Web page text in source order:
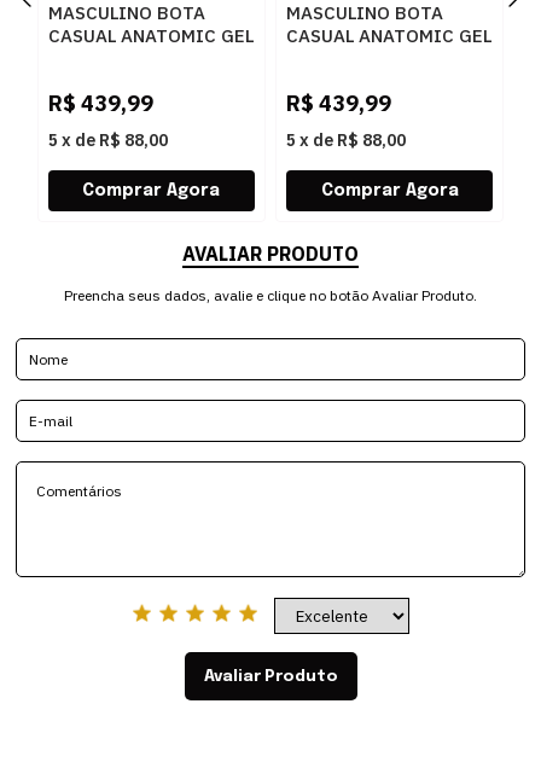
MASCULINO BOTA
CASUAL ANATOMIC GEL
R$ 439,99
5 x de R$ 88,00
MASCULINO BOTA
CASUAL ANATOMIC GEL
R$ 439,99
5 x de R$ 88,00
AVALIAR PRODUTO
Preencha seus dados, avalie e clique no botão Avaliar Produto.
Avaliar Produto